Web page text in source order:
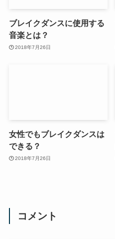
ブレイクダンスに使用する
音楽とは？
2018年7月26日
女性でもブレイクダンスは
できる？
2018年7月26日
コメント